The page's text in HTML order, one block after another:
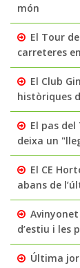
món
El Tour
carreteres
El Club
històriques
El pas
deixa un
El CE
abans de
d’estiu i les
Última